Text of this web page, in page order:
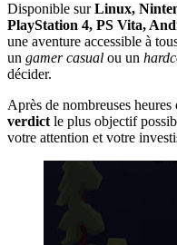
Disponible surLinux,
PlayStation 4, PS Vita,
une aventure accessible à
un gamer casual ou un
décider.
Après de nombreuses
verdict le plus objectif
votre attention et votre